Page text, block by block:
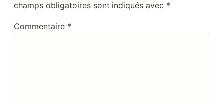
champs obligatoires sont indiqués avec *
Commentaire *